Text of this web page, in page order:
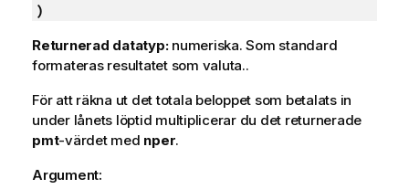
)
Returnerad datatyp: numeriska. Som standard
formateras resultatet som valuta..
För att räkna ut det totala beloppet som betalats in
under lånets löptid multiplicerar du det returnerade
pmt-värdet med nper.
Argument: